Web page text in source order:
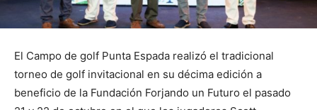
El Campo de golf Punta Espada realizó el tradicional
torneo de golf invitacional en su décima edición a
beneficio de la Fundación Forjando un Futuro el pasado